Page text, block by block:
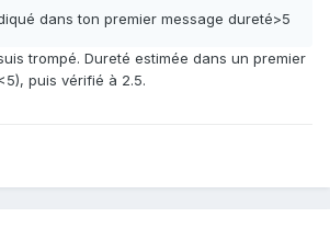
dans ton premier message dureté>5
trompé. Dureté estimée dans un premier
puis vérifié à 2.5.